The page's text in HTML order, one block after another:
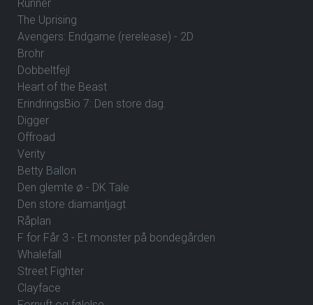
Runner
The Uprising
Avengers: Endgame (rerelease) - 2D
Brohr
Dobbeltfejl
Heart of the Beast
ErindringsBio 7: Den store dag.
Digger
Offroad
Verity
Betty Ballon
Den glemte ø - DK Tale
Den store diamantjagt
Råplan
F for Får 3 - Et monster på bondegården
Whalefall
Street Fighter
Clayface